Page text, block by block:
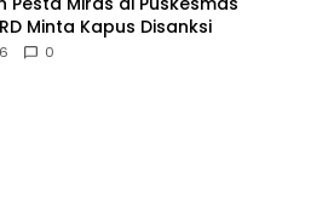
Minta Kapus Disanksi
0